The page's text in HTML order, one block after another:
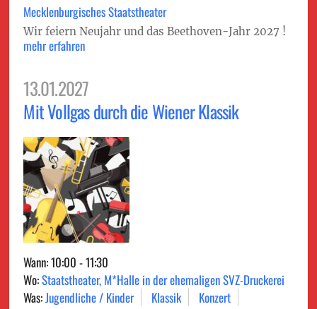
Mecklenburgisches Staatstheater
Wir feiern Neujahr und das Beethoven-Jahr 2027 !
mehr erfahren
13.01.2027
Mit Vollgas durch die Wiener Klassik
Wann: 10:00 - 11:30
Wo:Staatstheater, M*Halle in der ehemaligen SVZ-Druckerei
Was:Jugendliche / Kinder Klassik
Konzert